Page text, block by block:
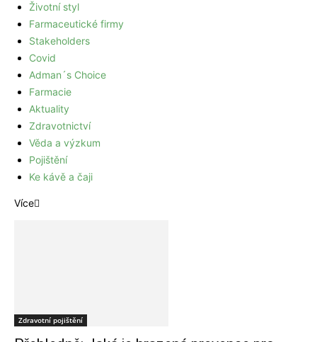
Životní styl
Farmaceutické firmy
Stakeholders
Covid
Adman´s Choice
Farmacie
Aktuality
Zdravotnictví
Věda a výzkum
Pojištění
Ke kávě a čaji
Více
Zdravotní pojištění